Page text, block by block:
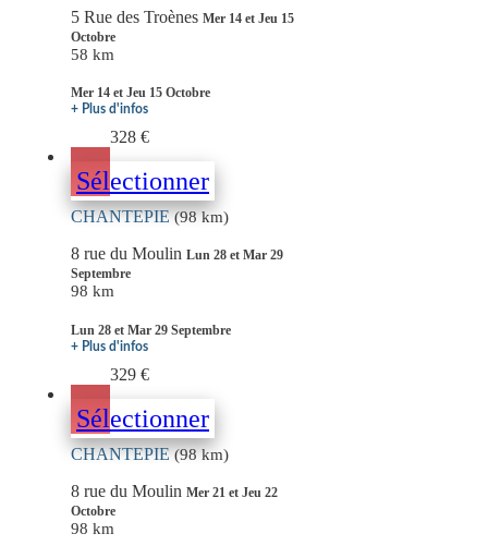
5 Rue des Troènes Mer 14 et Jeu 15
Octobre
58 km
Mer 14 et Jeu 15 Octobre
+ Plus d'infos
328 €
Sélectionner
CHANTEPIE(98 km)
8 rue du Moulin Lun 28 et Mar 29
Septembre
98 km
Lun 28 et Mar 29 Septembre
+ Plus d'infos
329 €
Sélectionner
CHANTEPIE(98 km)
8 rue du Moulin Mer 21 et Jeu 22
Octobre
98 km